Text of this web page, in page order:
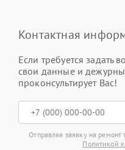
Контактная
Если требуется задать
свои данные и
проконсультирует Вас!
Отправляя заявку на
Политикой